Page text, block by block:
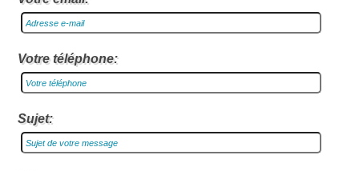
Votre téléphone:
Sujet: